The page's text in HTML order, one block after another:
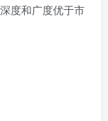
度和广度优于市